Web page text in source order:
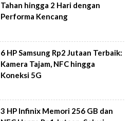
Tahan hingga 2 Hari dengan
Performa Kencang
6 HP Samsung Rp2 Jutaan Terbaik:
Kamera Tajam, NFC hingga
Koneksi 5G
3 HP Infinix Memori 256 GB dan